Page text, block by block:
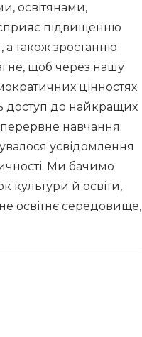
освітянами,
підвищенню
а також зростанню
щоб через нашу
цінностях
доступ до найкращих
навчання;
усвідомлення
Ми бачимо
культури й освіти,
освітнє середовище,